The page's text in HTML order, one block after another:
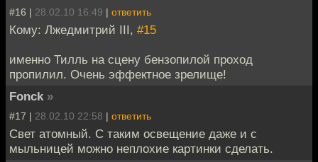
#16 | 28.02.10 16:49 | ответить
Кому: Лжедмитрий III, #15
именно Тилль на сцену бензопилой проход
пропилил. Очень эффектное зрелище!
Fonck »
#17 | 28.02.10 22:58 | ответить
Свет атомный. С таким освещение даже и с
мыльницей можно неплохие картинки сделать.